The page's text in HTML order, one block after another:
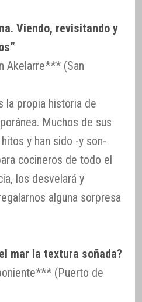
Viendo, revisitando y
Akelarre*** (San
la propia historia de
Muchos de sus
y han sido -y son-
cocineros de todo el
los desvelará y
alguna sorpresa
mar la textura soñada?
(Puerto de